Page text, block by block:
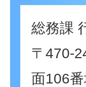
総務課
〒470-
面106